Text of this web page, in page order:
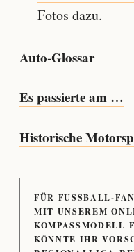
Fotos dazu.
Auto-Glossar
Es passierte am …
Historische
FÜR FUSSBALL-
MIT UNSEREM
KOMPASSMODELL
KÖNNTE IHR